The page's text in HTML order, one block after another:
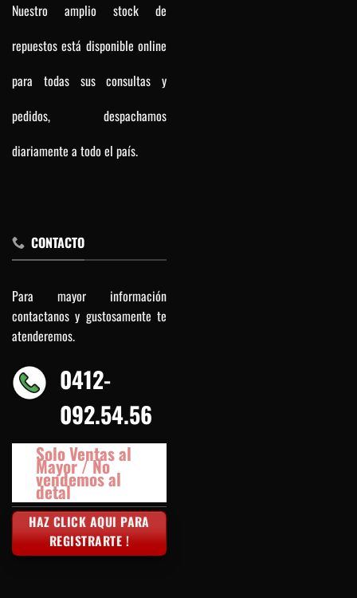
Nuestro amplio stock de
repuestos está disponible online
para todas sus consultas y
pedidos, despachamos
diariamente a todo el país.
CONTACTO
Para mayor información
contactanos y gustosamente te
atenderemos.
0412-
092.54.56
Solo Ventas al
Mayor / No
vendemos al
detal
HAZ CLICK AQUI PARA
REGISTRARTE !